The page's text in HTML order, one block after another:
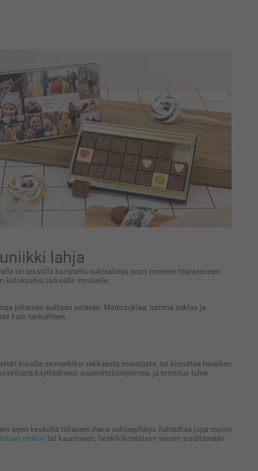
lahja
tai tekstillä koristeltu suklaalahja sopii moneen tilanteeseen:
kiitokseksi tärkeälle ihmiselle.
jokaisen suklaan ystävän. Maitosuklaa, tumma suklaa ja
kuin herkullinen.
kuvalla esimerkiksi rakkaasta muistosta, tai kirjoittaa hauskan
käyttääksesi suunnitteluohjelmaa, ja toimitus tulee
arjen keskellä tällainen ihana suklaayllätys ilahduttaa jopa monin
mukiin tai kauniiseen, henkilökohtaisen viestin sisältämään